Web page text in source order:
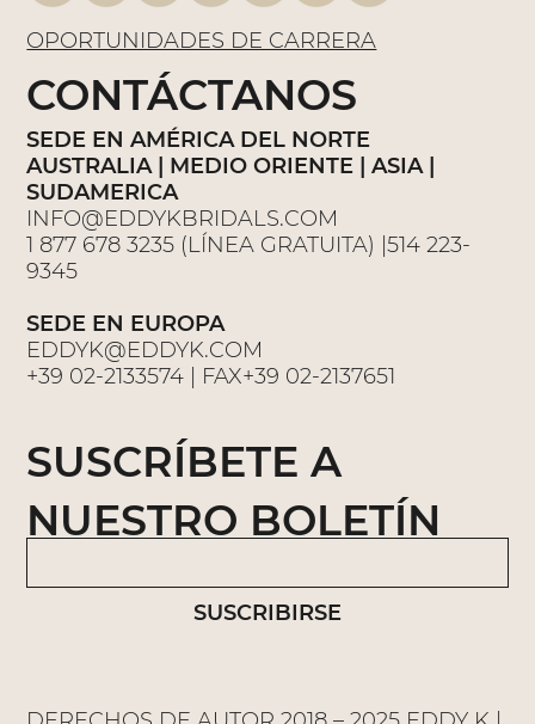
SEDE EN AMÉRICA DEL NORTE
AUSTRALIA | MEDIO ORIENTE | ASIA |
SUDAMERICA
INFO@EDDYKBRIDALS.COM
1 877 678 3235 (LÍNEA GRATUITA) |514 223-
9345
SEDE EN EUROPA
EDDYK@EDDYK.COM
+39 02-2133574 | FAX+39 02-2137651
CONTÁCTANOS
SUSCRIBIRSE
SUSCRÍBETE A
NUESTRO BOLETÍN
OPORTUNIDADES DE CARRERA